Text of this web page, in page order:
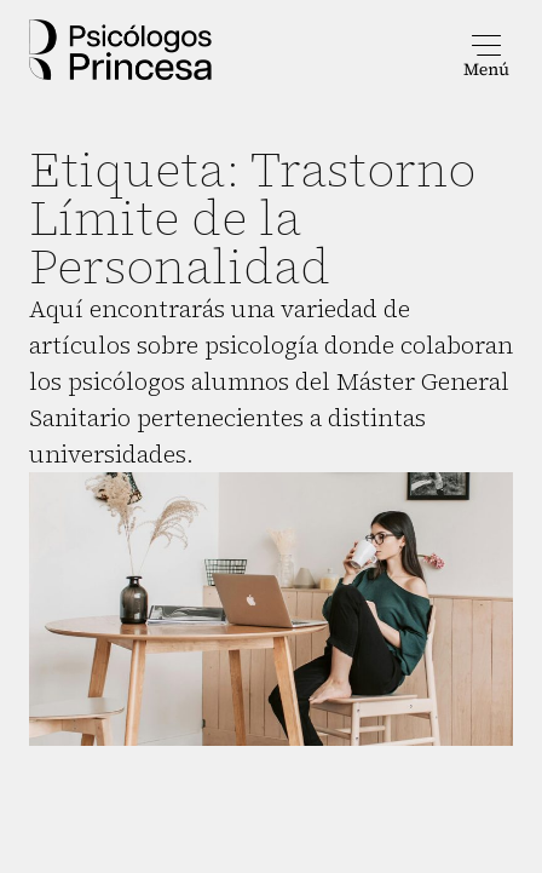
Etiqueta: Trastorno
Límite de la
Personalidad
Aquí encontrarás una variedad de
artículos sobre psicología donde colaboran
los psicólogos alumnos del Máster General
Sanitario pertenecientes a distintas
universidades.